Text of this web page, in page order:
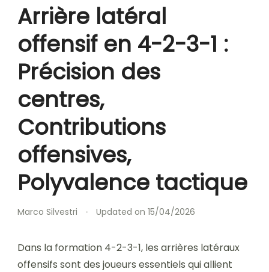
Arrière latéral
offensif en 4-2-3-1 :
Précision des
centres,
Contributions
offensives,
Polyvalence tactique
Marco Silvestri Updated on 15/04/2026
Dans la formation 4-2-3-1, les arrières latéraux
offensifs sont des joueurs essentiels qui allient